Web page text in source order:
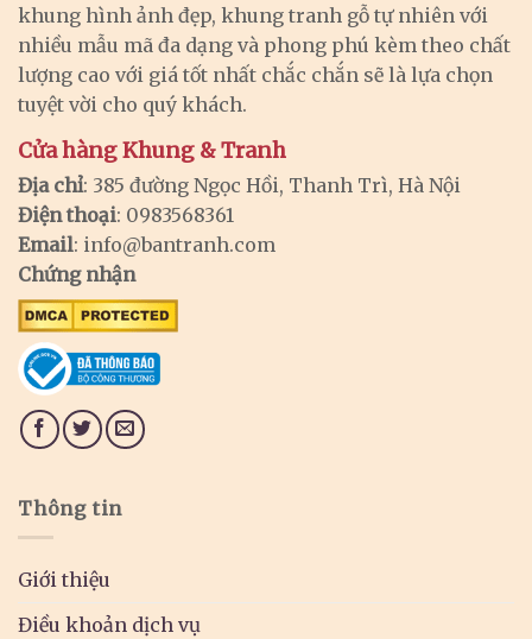
khung hình ảnh đẹp, khung tranh gỗ tự nhiên với
nhiều mẫu mã đa dạng và phong phú kèm theo chất
lượng cao với giá tốt nhất chắc chắn sẽ là lựa chọn
tuyệt vời cho quý khách.
Cửa hàng Khung & Tranh
Địa chỉ: 385 đường Ngọc Hồi, Thanh Trì, Hà Nội
Điện thoại: 0983568361
Email: info@bantranh.com
Chứng nhận
Thông tin
Giới thiệu
Điều khoản dịch vụ